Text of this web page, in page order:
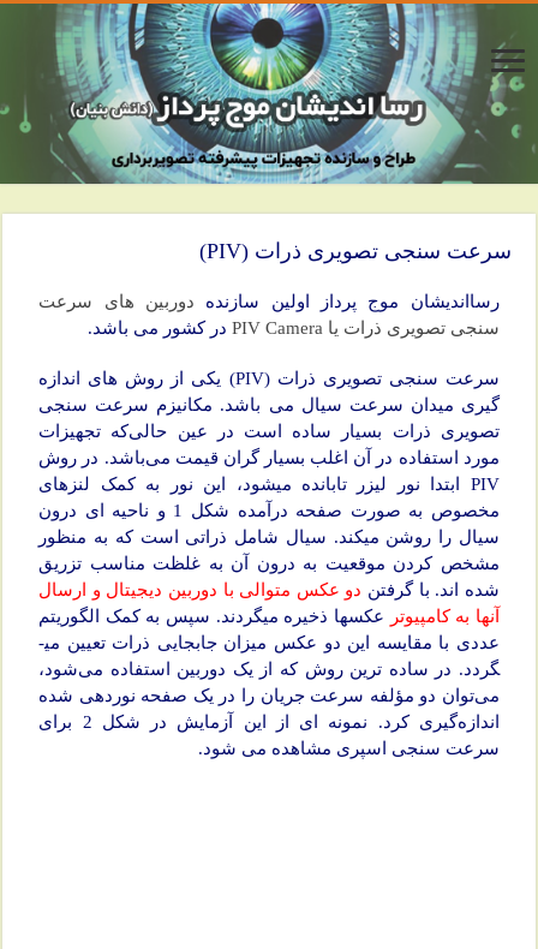
سرعت سنجی تصویری ذرات (PIV)
رسااندیشان موج پرداز اولین سازنده دوربین های سرعت
سنجی تصویری ذرات یا PIV Camera
در کشور می باشد.
سرعت سنجی تصویری ذرات (PIV) یکی از روش های اندازه
گیری میدان سرعت سیال می باشد. مکانیزم سرعت سنجی
تصویری ذرات بسیار ساده است در عین حالی‌که تجهیزات
مورد استفاده در آن اغلب بسیار گران قیمت می‌باشد. در روش
PIV ابتدا نور لیزر تابانده می­شود، این نور به کمک لنزهای
مخصوص به صورت صفحه درآمده شکل 1 و ناحیه ای درون
سیال را روشن می­کند. سیال شامل ذراتی است که به منظور
مشخص کردن موقعیت به درون آن به غلظت مناسب تزریق
شده­ اند. با گرفتن دو عکس متوالی با دوربین دیجیتال و ارسال
آن­ها به کامپیوتر
عکس­ها ذخیره می­گردند. سپس به کمک الگوریتم
عددی با مقایسه این دو عکس میزان جابجایی ذرات تعیین می­
گردد. در ساده ترین روش که از یک دوربین استفاده می‌شود،
می‌توان دو مؤلفه سرعت جریان را در یک صفحه نوردهی شده
اندازه‌گیری کرد. نمونه ای از این آزمایش در شکل 2 برای
سرعت سنجی اسپری مشاهده می شود.